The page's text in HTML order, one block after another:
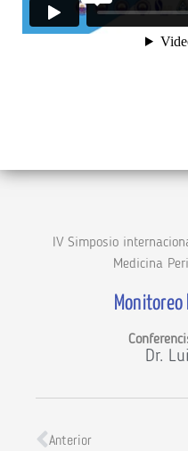
IV Simposio
Medicina
Monitoreo
Dr.
Anterior